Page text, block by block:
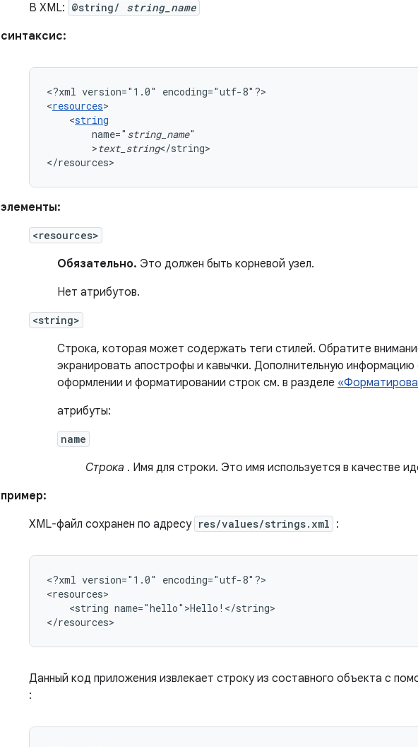
В XML: @string/ string_name
синтаксис:
<?xml version="1.0"
encoding="utf-8"?>
<resources
<string
name=" string_name
>text_string</string>
</resources>
элементы:
<resources>
Обязательно. Это должен быть корневой узел.
Нет атрибутов.
<string>
Строка, которая может содержать теги стилей. Обратите
экранировать апострофы и кавычки. Дополнительную информацию
оформлении и форматировании строк см. в разделе
атрибуты:
name
Строка . Имя для строки. Это имя используется в качестве
пример:
XML-файл сохранен по адресу res/values/strings.xml :
<?xml version="1.0"
encoding="utf-8"?>
<string name="hello">Hello!</string>
</resources>
Данный код приложения извлекает строку из составного объекта с
: